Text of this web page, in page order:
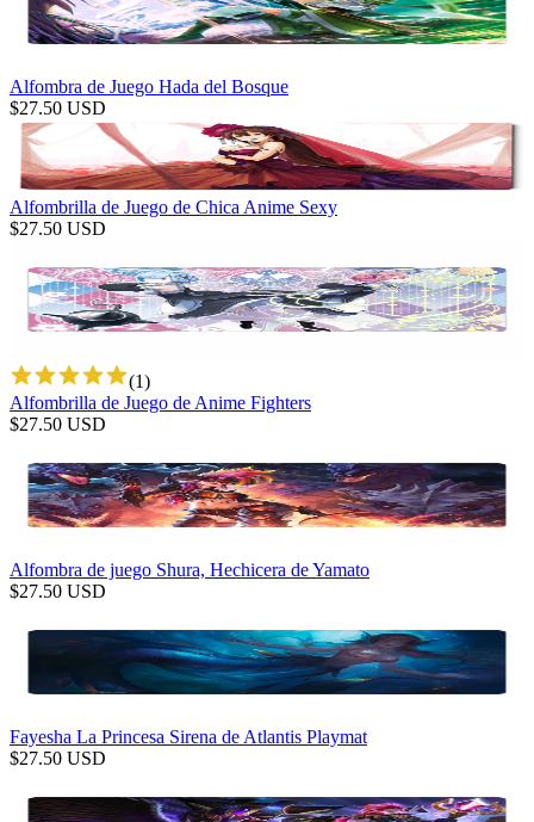
Alfombra de Juego Hada del Bosque
$27.50 USD
Alfombrilla de Juego de Chica Anime Sexy
$27.50 USD
(1)
Alfombrilla de Juego de Anime Fighters
$27.50 USD
Alfombra de juego Shura, Hechicera de Yamato
$27.50 USD
Fayesha La Princesa Sirena de Atlantis Playmat
$27.50 USD